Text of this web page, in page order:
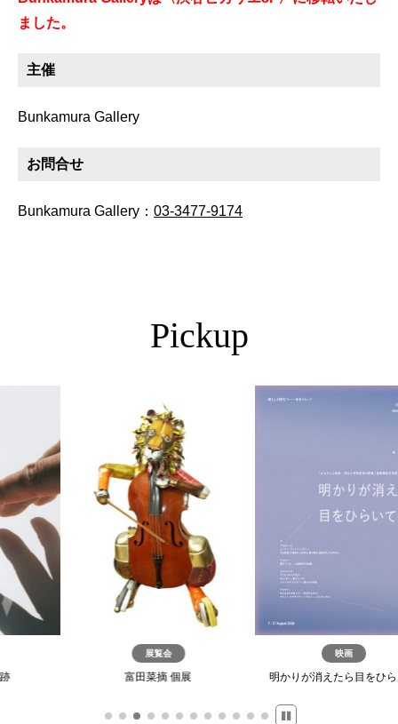
ました。
主催
Bunkamura Gallery
お問合せ
Bunkamura Gallery： 03-3477-9174
Pickup
摘 個展 明かりが消えたら目をひらいて A Window of